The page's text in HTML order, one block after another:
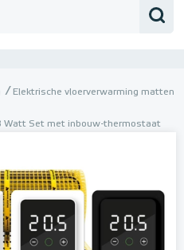
AANVRAGEN
Elektrische vloerverwarming matten
Watt Set met inbouw-thermostaat